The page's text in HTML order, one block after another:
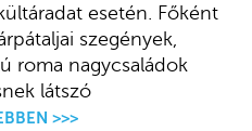
esetén. Főként
szegények,
roma nagycsaládok
látszó
>>>